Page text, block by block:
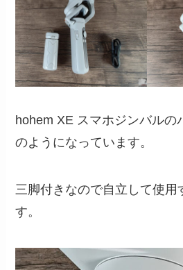
hohem XE スマホジンバルの
のようになっています。
三脚付きなので自立して使用
す。